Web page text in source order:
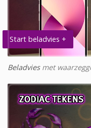
Start beladvies +
Beladviesmet